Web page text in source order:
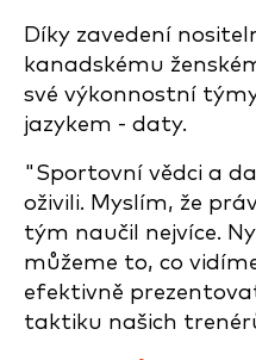
Díky zavedení
kanadskému
své výkonnostní
jazykem - daty.
"Sportovní vědci a
oživili. Myslím, že
tým naučil nejvíce.
můžeme to, co
efektivně
taktiku našich